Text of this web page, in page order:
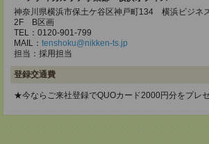
神奈川県横浜市保土ケ谷区神戸町134 横浜ビジネ
2F B区画
TEL：0120-901-799
MAIL： tenshoku@nikken-ts.jp
担当：採用担当
登録交通費
★今ならご来社登録でQUOカード2000円分をプレ